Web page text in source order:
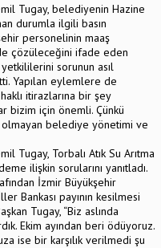
Tugay, belediyenin Hazine
durumla ilgili basın
personelinin maaş
çözüleceğini ifade eden
sorunun asıl
Yapılan eylemlere de
itirazlarına bir şey
bizim için önemli. Çünkü
olmayan belediye yönetimi ve
Tugay, Torbalı Atık Su Arıtma
ilişkin sorularını yanıtladı.
İzmir Büyükşehir
Bankası payının kesilmesi
Tugay, “Biz aslında
Ekim ayından beri ödüyoruz.
ise bir karşılık verilmedi şu